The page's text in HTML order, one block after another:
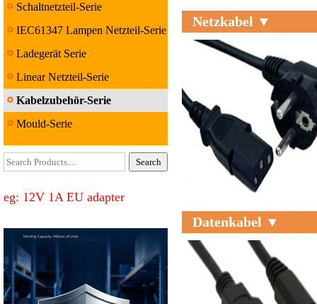
Schaltnetzteil-Serie
IEC61347 Lampen Netzteil-Serie
Ladegerät Serie
Linear Netzteil-Serie
Kabelzubehör-Serie
Mould-Serie
eg: 12V 1A EU adapter
Netzkabel ▼
Datenkabel ▼